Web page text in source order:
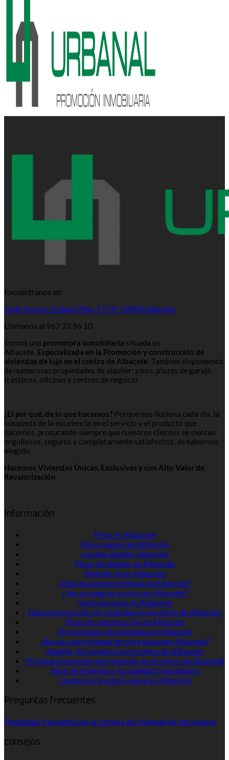
Encuéntranos en:
Calle Doctor Collado Piña, 17 CP: 02003 Albacete
Llámanos al 967 22 96 10
Somos una promotora inmobiliaria situada en
Albacete. Especializada en la Promoción y construcción de
viviendas de lujo en el centro de Albacete. Tambien disponemos
de numerosas propiedades de alquiler: pisos, plazas de garaje,
trasteros, oficinas y centros de negocio
¿El por qué, de lo que hacemos? Porque nos ilusiona cada día, la
búsqueda de la excelencia en el servicio y el producto que
hacemos, procurando siempre que nuestros clientes se sientan
orgullosos, seguros y completamente satisfechos, de habernos
elegido.
Hacemos Viviendas Únicas, Exclusivas y con Alto Valor de
Revalorización
Información
Pisos en Albacete
Pisos nuevos en Albacete
Locales alquiler Albacete
Pisos de alquiler en Albacete
Alquiler pisos Albacete
¿Buscas una inmobiliaria en Albacete?
¿Vas a comprar un piso en Albacete?
Venta de pisos en Albacete
Nueva promoción de viviendas en el centro de Albacete
Pisos en construcción en Albacete
Promociones de viviendas en Albacete
¿Buscas una vivienda de obra nueva en Albacete?
Alquiler de trasteros en el centro de Albacete
Próxima promoción de viviendas en el centro de Albacete
Blog de Vivienda y Actualidad Inmobiliaria
Compra tu trastero nuevo en Albacete
Preguntas frecuentes
Preguntas frecuentes en la compra de vivienda de obra nueva
consejos